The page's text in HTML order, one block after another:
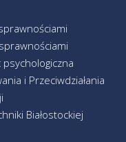
i Przeciwdziałania
Białostockiej